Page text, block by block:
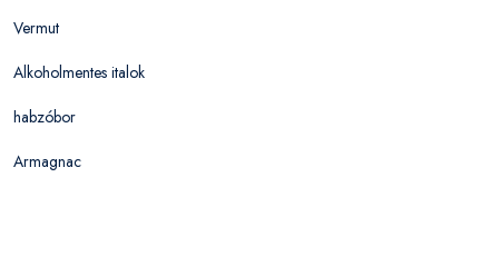
Vermut
Alkoholmentes italok
habzóbor
Armagnac